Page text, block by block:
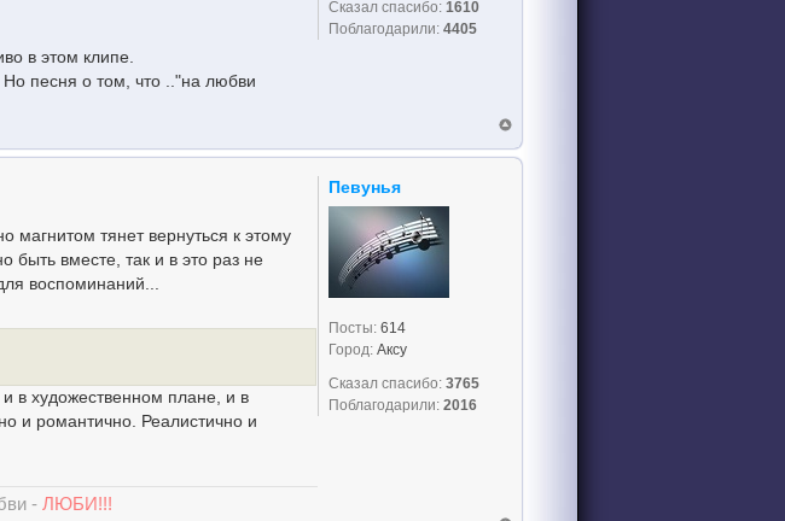
в этом клипе.
песня о том, что .."на любви
Сказал спасибо: 1610
Поблагодарили: 4405
тянет вернуться к этому
быть вместе, так и в это раз не
воспоминаний...
в художественном плане, и в
и романтично. Реалистично и
- ЛЮБИ!!!
Певунья
Посты: 614
Город: Аксу
Сказал спасибо: 3765
Поблагодарили: 2016